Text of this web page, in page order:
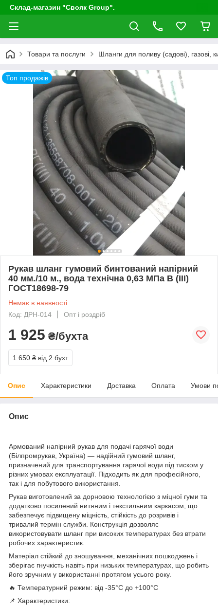
Склад-магазин "Свояк Group".
Товари та послуги Шланги для поливу (садові), газові,
Топ продажів
Рукав шланг гумовий бинтований напірний
40 мм./10 м., вода технічна 0,63 МПа В (III)
ГОСТ18698-79
Немає в наявності
Код: ДРН-014
Опт і роздріб
1 925 ₴/бухта
1 650 ₴ від 2 бухт
Опис Характеристики Доставка Оплата Умови
Опис
Армований напірний рукав для подачі гарячої води
(Білпромрукав, Україна) — надійний гумовий шланг,
призначений для транспортування гарячої води під тиском у
різних умовах експлуатації. Підходить як для професійного,
так і для побутового використання.
Рукав виготовлений за дорновою технологією з міцної гуми та
додатково посилений нитяним і текстильним каркасом, що
забезпечує підвищену міцність, стійкість до розривів і
тривалий термін служби. Конструкція дозволяє
використовувати шланг при високих температурах без втрати
робочих характеристик.
Матеріал стійкий до зношування, механічних пошкоджень і
зберігає гнучкість навіть при низьких температурах, що робить
його зручним у використанні протягом усього року.
🔥 Температурний режим: від -35°C до +100°C
📌 Характеристики: